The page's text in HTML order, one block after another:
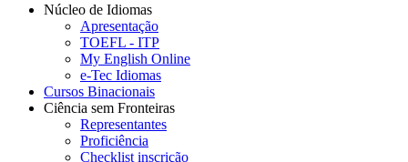
Núcleo de Idiomas
Apresentação
TOEFL - ITP
My English Online
e-Tec Idiomas
Cursos Binacionais
Ciência sem Fronteiras
Representantes
Proficiência
Checklist inscrição